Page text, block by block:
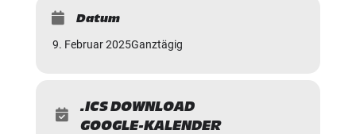
Datum
9. Februar 2025Ganztägig
.ICS DOWNLOAD
GOOGLE-KALENDER